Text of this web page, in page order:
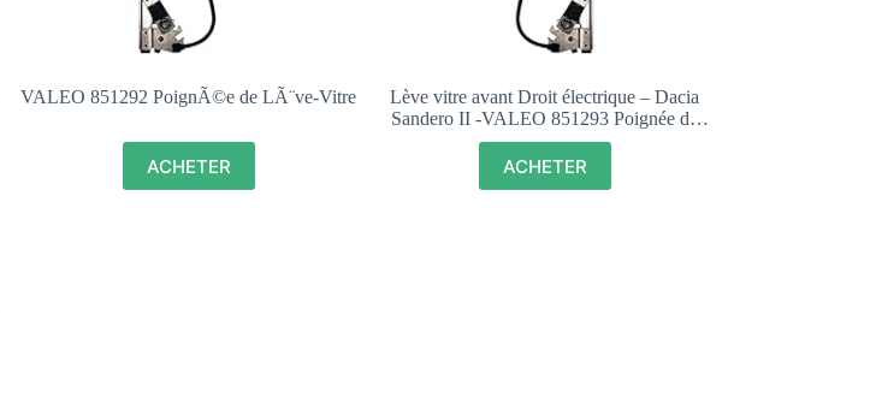
VALEO 851292 PoignÃ©e de LÃ¨ve-Vitre
ACHETER
Lève vitre avant Droit électrique – Dacia
Sandero II -VALEO 851293 Poignée de
Lève-Vitre
ACHETER